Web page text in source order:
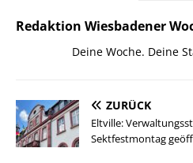
Redaktion Wiesbadener
Deine Woche. Deine
ZURÜCK
Eltville:
Sektfestmontag